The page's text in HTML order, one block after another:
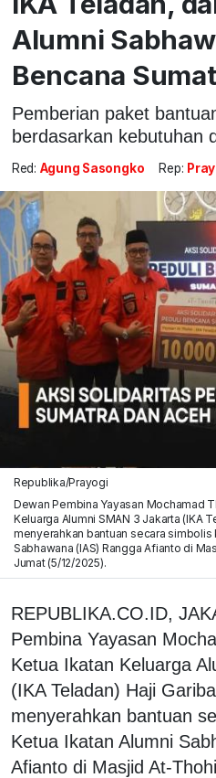
Alumni
Bencana
Pemberian paket
berdasarkan kebutuhan
Red: Agung Sasongko Rep:
Republika/Prayogi
Dewan Pembina Yayasan Mochamad
Keluarga Alumni SMAN 3 Jakarta (IKA
menyerahkan bantuan secara simbolis
Sabhawana (IAS) Rangga Afianto di
Jumat (5/12/2025).
REPUBLIKA.CO.ID,
Pembina Yayasan
Ketua Ikatan Keluarga
(IKA Teladan) Haji
menyerahkan bantuan
Ketua Ikatan Alumni
Afianto di Masjid At-